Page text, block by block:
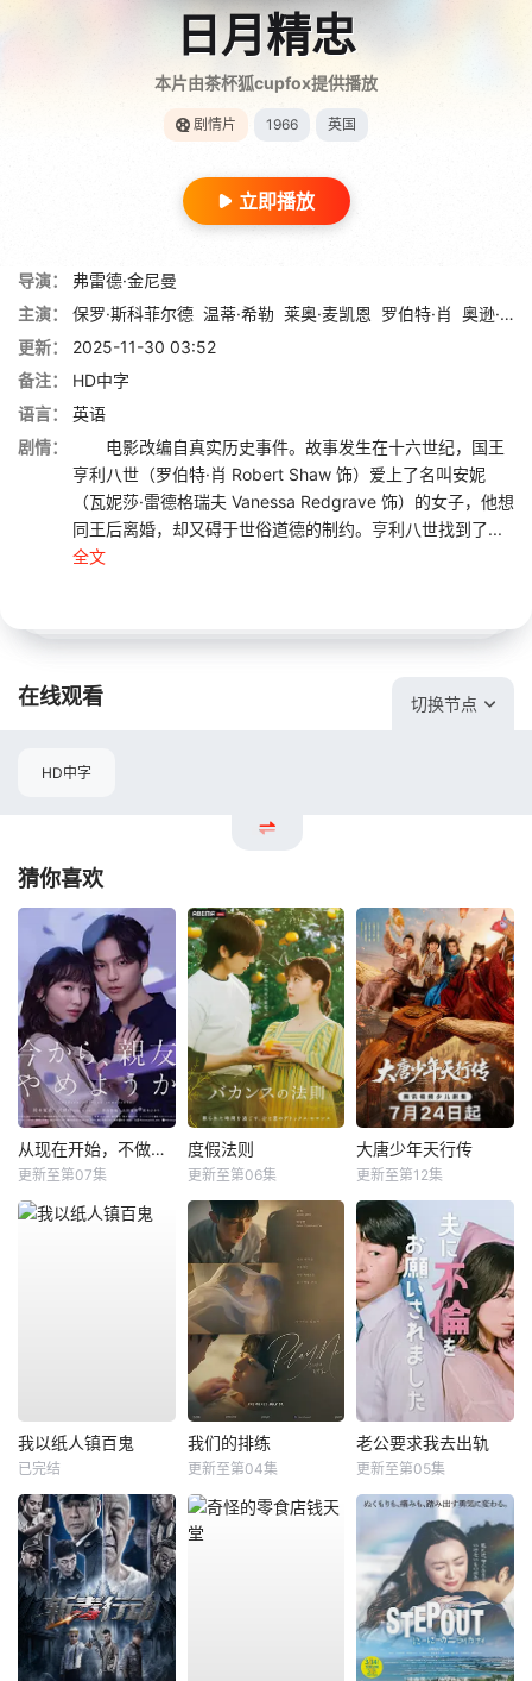
日月精忠
本片由茶杯狐cupfox提供播放
剧情片 1966 英国
立即播放
导演：
弗雷德·金尼曼
主演：
保罗·斯科菲尔德 温蒂·希勒 莱奥·麦凯恩 罗伯特·肖 奥逊·威尔斯
更新：
2025-11-30 03:52
备注：
HD中字
语言：
英语
剧情：
电影改编自真实历史事件。故事发生在十六世纪，国王
亨利八世（罗伯特·肖 Robert Shaw 饰）爱上了名叫安妮
（瓦妮莎·雷德格瑞夫 Vanessa Redgrave 饰）的女子，他想
同王后离婚，却又碍于世俗道德的制约。亨利八世找到了...
全文
在线观看 切换节点
HD中字
猜你喜欢
从现在开始，不做朋友了吧。
更新至第07集
度假法则
更新至第06集
大唐少年天行传
更新至第12集
我以纸人镇百鬼
已完结
我们的排练
更新至第04集
老公要求我去出轨
更新至第05集